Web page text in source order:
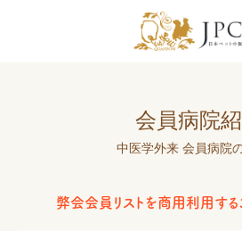
会員病院
中医学外来 会員病院
弊会会員リストを商用利用する